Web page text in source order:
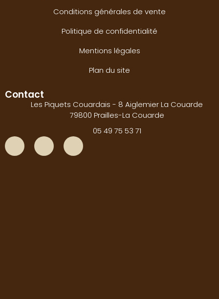
Conditions générales de vente
Politique de confidentialité
Mentions légales
Plan du site
Contact
Les Piquets Couardais - 8 Aiglemier La Couarde
79800 Prailles-La Couarde
05 49 75 53 71